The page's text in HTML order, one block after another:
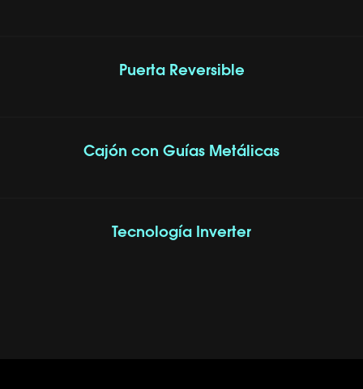
Puerta Reversible
Cajón con Guías Metálicas
Tecnología Inverter